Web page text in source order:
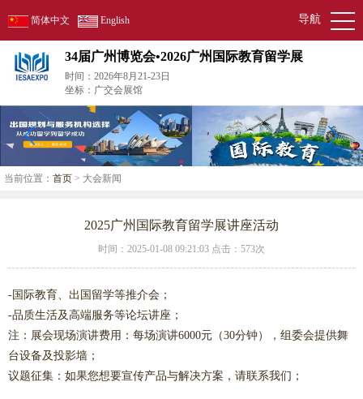
简体中文 English 导航
34届广州博览会•2026广州国际教育留学展
时间：2026年8月21-23日
坐标：广交会展馆
当前位置： 首页 > 大会新闻
2025广州国际教育留学展讲座活动
时间：2025-01-08 09:21:03 点击： 573次
-国际教育、出国留学等推介会；
-品质生活及高端服务等论坛讲座；
注：展会现场演讲费用：每场演讲6000元（30分钟），组委会提供舞
台设备及投影墙；
议题征集：如果您想要宣传产品与解决方案，请联系我们；